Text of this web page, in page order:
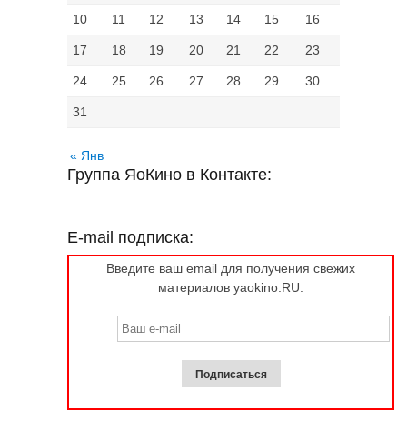
10 11 12 13 14 15 16
17 18 19 20 21 22 23
24 25 26 27 28 29 30
31
« Янв
Группа ЯоКино в Контакте:
E-mail подписка:
Введите ваш email для получения свежих
материалов yaokino.RU: